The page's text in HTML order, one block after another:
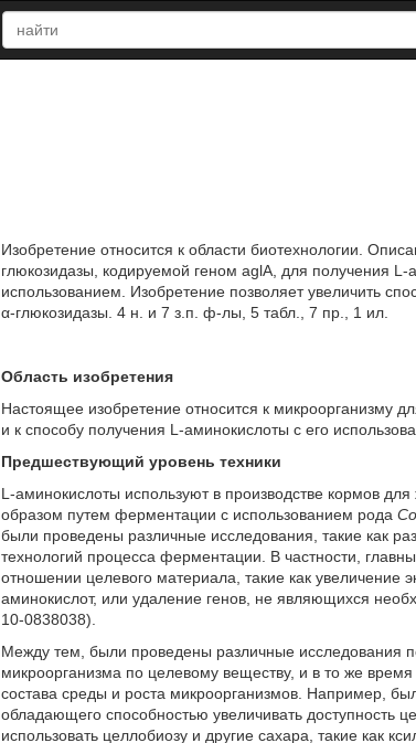
Изобретение относится к области биотехнологии.
глюкозидазы, кодируемой геном aglA, для получения
использованием. Изобретение позволяет увеличить
α-глюкозидазы. 4 н. и 7 з.п. ф-лы, 5 табл., 7 пр., 1 ил.
Область изобретения
Настоящее изобретение относится к микроорганизму
и к способу получения L-аминокислоты с его
Предшествующий уровень техники
L-аминокислоты используют в производстве кормов
образом путем ферментации с использованием рода
были проведены различные исследования, такие как
технологий процесса ферментации. В частности,
отношении целевого материала, такие как
аминокислот, или удаление генов, не являющихся
10-0838038).
Между тем, были проведены различные исследования
микроорганизма по целевому веществу, и в то же
состава среды и роста микроорганизмов. Например,
обладающего способностью увеличивать доступность
использовать целлобиозу и другие сахара, такие как